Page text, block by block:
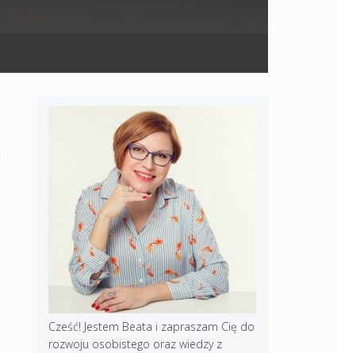
Cześć! Jestem Beata i zapraszam Cię do
rozwoju osobistego oraz wiedzy z